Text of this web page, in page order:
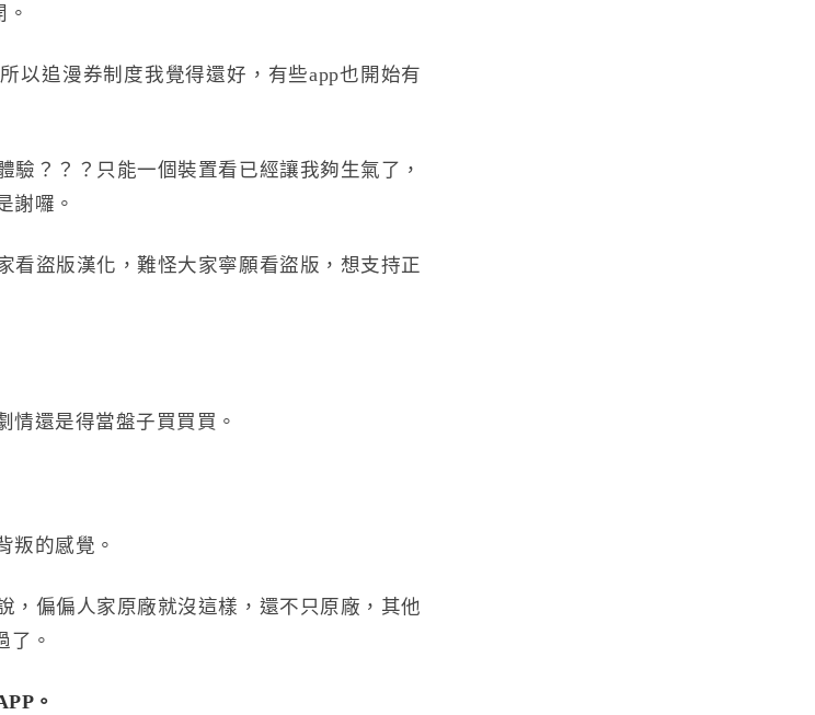
以追漫券制度我覺得還好，有些app也開始有
？？？只能一個裝置看已經讓我夠生氣了，
謝囉。
看盜版漢化，難怪大家寧願看盜版，想支持正
情還是得當盤子買買買。
叛的感覺。
，偏偏人家原廠就沒這樣，還不只原廠，其他
了。
。